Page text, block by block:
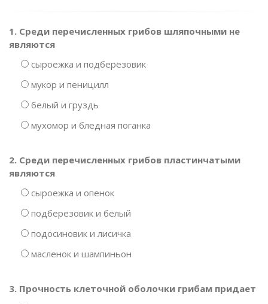
1. Среди перечисленных грибов шляпочными не
являются
сыроежка и подберезовик
мукор и пеницилл
белый и груздь
мухомор и бледная поганка
2. Среди перечисленных грибов пластинчатыми
являются
сыроежка и опенок
подберезовик и белый
подосиновик и лисичка
масленок и шампиньон
3. Прочность клеточной оболочки грибам придает